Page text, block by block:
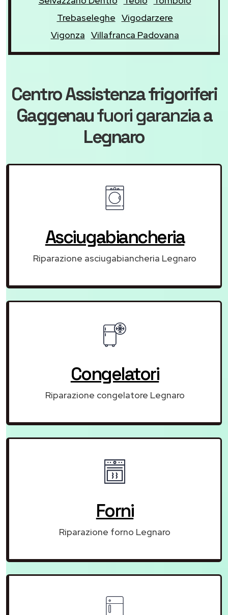
Trebaseleghe Vigodarzere
Vigonza Villafranca Padovana
Centro Assistenza frigoriferi
Gaggenaufuori garanziaa
Legnaro
Asciugabiancheria
Riparazione asciugabiancheria Legnaro
Congelatori
Riparazione congelatore Legnaro
Forni
Riparazione forno Legnaro